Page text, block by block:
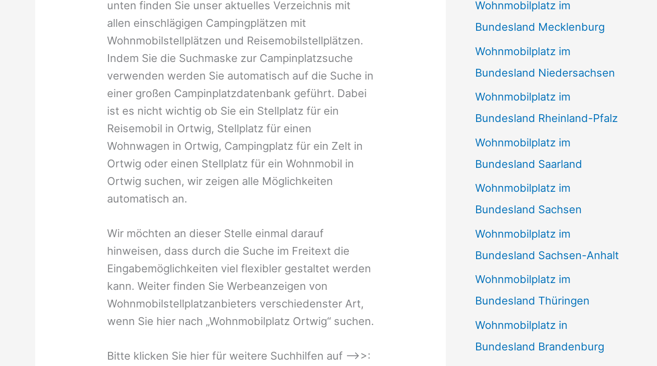
unten finden Sie unser aktuelles Verzeichnis mit
allen einschlägigen Campingplätzen mit
Wohnmobilstellplätzen und Reisemobilstellplätzen.
Indem Sie die Suchmaske zur Campinplatzsuche
verwenden werden Sie automatisch auf die Suche in
einer großen Campinplatzdatenbank geführt. Dabei
ist es nicht wichtig ob Sie ein Stellplatz für ein
Reisemobil in Ortwig, Stellplatz für einen
Wohnwagen in Ortwig, Campingplatz für ein Zelt in
Ortwig oder einen Stellplatz für ein Wohnmobil in
Ortwig suchen, wir zeigen alle Möglichkeiten
automatisch an.
Wir möchten an dieser Stelle einmal darauf
hinweisen, dass durch die Suche im Freitext die
Eingabemöglichkeiten viel flexibler gestaltet werden
kann. Weiter finden Sie Werbeanzeigen von
Wohnmobilstellplatzanbieters verschiedenster Art,
wenn Sie hier nach „Wohnmobilplatz Ortwig“ suchen.
Bitte klicken Sie hier für weitere Suchhilfen auf –>>:
Wohnmobilplatz im
Bundesland Mecklenburg
Wohnmobilplatz im
Bundesland Niedersachsen
Wohnmobilplatz im
Bundesland Rheinland-Pfalz
Wohnmobilplatz im
Bundesland Saarland
Wohnmobilplatz im
Bundesland Sachsen
Wohnmobilplatz im
Bundesland Sachsen-Anhalt
Wohnmobilplatz im
Bundesland Thüringen
Wohnmobilplatz in
Bundesland Brandenburg